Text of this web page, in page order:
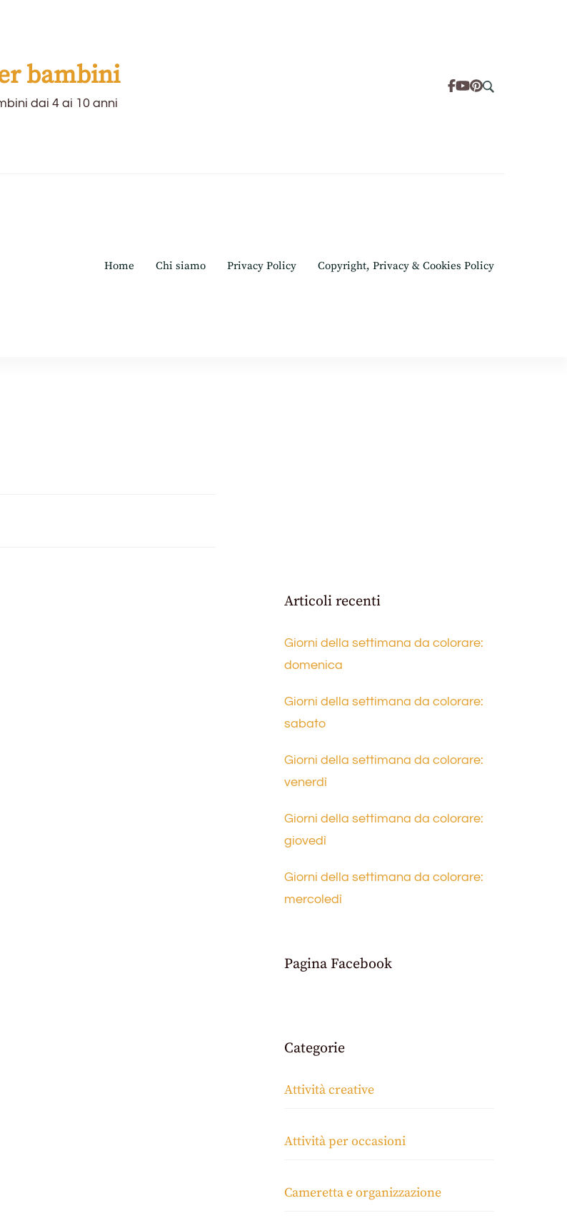
bambini
dai 4 ai 10 anni
Home Chi siamo Privacy Policy Copyright, Privacy & Cookies Policy
Articoli recenti
Giorni della settimana da colorare:
domenica
Giorni della settimana da colorare:
sabato
Giorni della settimana da colorare:
venerdì
Giorni della settimana da colorare:
giovedì
Giorni della settimana da colorare:
mercoledì
Pagina Facebook
Categorie
Attività creative
Attività per occasioni
Cameretta e organizzazione